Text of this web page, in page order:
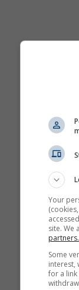
Your
site. We
partners.
Some
interest,
for a